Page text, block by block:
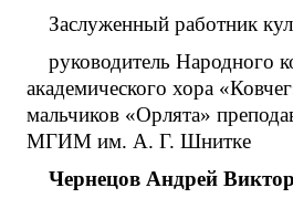
Заслуженный работник
руководитель Народного
академического хора
мальчиков «Орлята»
МГИМ им. А. Г. Шнитке
Чернецов Андрей